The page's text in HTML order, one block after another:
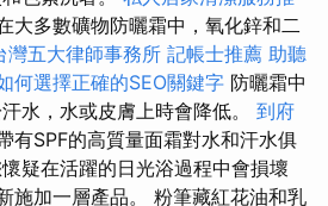
大多數礦物防曬霜中，氧化鋅和二
灣五大律師事務所 記帳士推薦 助聽
何選擇正確的SEO關鍵字 防曬霜中
水，水或皮膚上時會降低。 到府
有SPF的高質量面霜對水和汗水俱
疑在活躍的日光浴過程中會損壞
施加一層產品。 粉筆藏紅花油和乳